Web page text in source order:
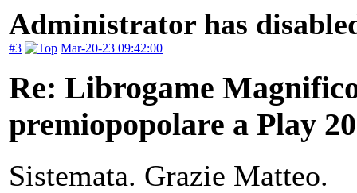
Administrator has
#3 Mar-20-23 09:42:00
Re: Librogame
premiopopolare a Play
Sistemata. Grazie Matteo.